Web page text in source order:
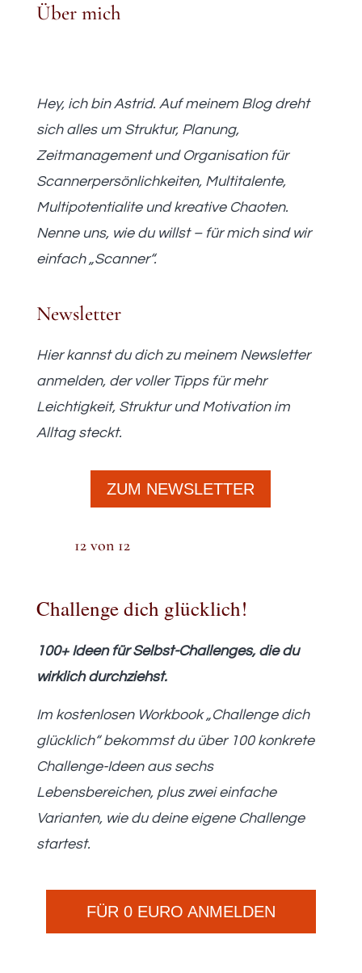
Über mich
Hey, ich bin Astrid. Auf meinem Blog dreht
sich alles um Struktur, Planung,
Zeitmanagement und Organisation für
Scannerpersönlichkeiten, Multitalente,
Multipotentialite und kreative Chaoten.
Nenne uns, wie du willst – für mich sind wir
einfach „Scanner“.
Newsletter
Hier kannst du dich zu meinem Newsletter
anmelden, der voller Tipps für mehr
Leichtigkeit, Struktur und Motivation im
Alltag steckt.
ZUM NEWSLETTER
12 von 12
Challenge dich glücklich!
100+ Ideen für Selbst-Challenges, die du
wirklich durchziehst.
Im kostenlosen Workbook „Challenge dich
glücklich“ bekommst du über 100 konkrete
Challenge-Ideen aus sechs
Lebensbereichen, plus zwei einfache
Varianten, wie du deine eigene Challenge
startest.
FÜR 0 EURO ANMELDEN